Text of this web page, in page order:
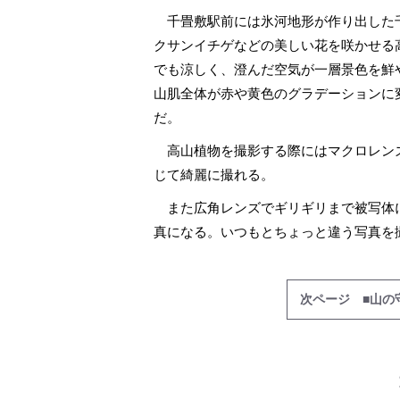
千畳敷駅前には氷河地形が作り出した
クサンイチゲなどの美しい花を咲かせ
でも涼しく、澄んだ空気が一層景色を
山肌全体が赤や黄色のグラデーション
だ。
高山植物を撮影する際にはマクロレン
じて綺麗に撮れる。
また広角レンズでギリギリまで被写体
真になる。いつもとちょっと違う写真
次ページ ■山の
関西おみくじジ